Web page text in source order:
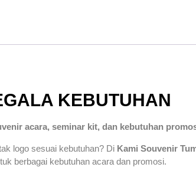
KEBUTUHAN
acara, seminar kit, dan kebutuhan
logo sesuai kebutuhan? Di Kami Souvenir
berbagai kebutuhan acara dan promosi.